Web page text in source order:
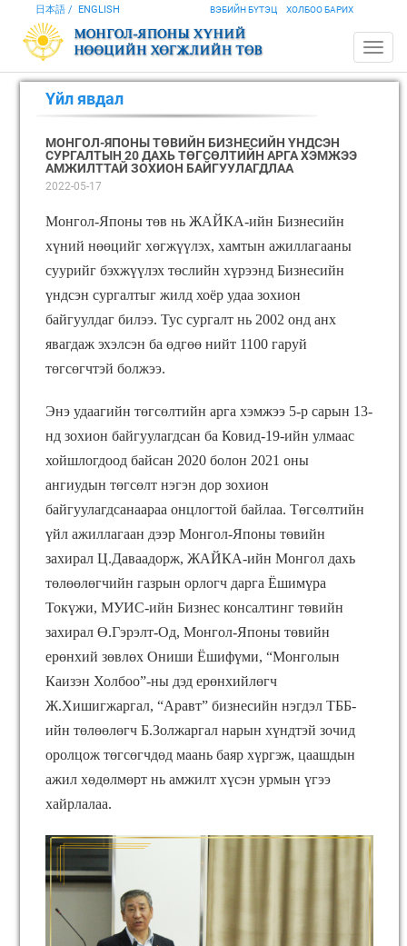
ВЭБИЙН БҮТЭЦ ХОЛБОО БАРИХ
日本語 ENGLISH
Үйл явдал
МОНГОЛ-ЯПОНЫ ТӨВИЙН БИЗНЕСИЙН ҮНДСЭН
СУРГАЛТЫН 20 ДАХЬ ТӨГСӨЛТИЙН АРГА ХЭМЖЭЭ
АМЖИЛТТАЙ ЗОХИОН БАЙГУУЛАГДЛАА
2022-05-17
Монгол-Японы төв нь ЖАЙКА-ийн Бизнесийн
хүний нөөцийг хөгжүүлэх, хамтын ажиллагааны
суурийг бэхжүүлэх төслийн хүрээнд Бизнесийн
үндсэн сургалтыг жилд хоёр удаа зохион
байгуулдаг билээ. Тус сургалт нь 2002 онд анх
явагдаж эхэлсэн ба өдгөө нийт 1100 гаруй
төгсөгчтэй болжээ.
Энэ удаагийн төгсөлтийн арга хэмжээ 5-р сарын 13-
нд зохион байгуулагдсан ба Ковид-19-ийн улмаас
хойшлогдоод байсан 2020 болон 2021 оны
ангиудын төгсөлт нэгэн дор зохион
байгуулагдсанаараа онцлогтой байлаа. Төгсөлтийн
үйл ажиллагаан дээр Монгол-Японы төвийн
захирал Ц.Даваадорж, ЖАЙКА-ийн Монгол дахь
төлөөлөгчийн газрын орлогч дарга Ёшимүра
Токүжи, МУИС-ийн Бизнес консалтинг төвийн
захирал Ө.Гэрэлт-Од, Монгол-Японы төвийн
ерөнхий зөвлөх Ониши Ёшифүми, “Монголын
Каизэн Холбоо”-ны дэд ерөнхийлөгч
Ж.Хишигжаргал, “Аравт” бизнесийн нэгдэл ТББ-
ийн төлөөлөгч Б.Золжаргал нарын хүндтэй зочид
оролцож төгсөгчдөд маань баяр хүргэж, цаашдын
ажил хөдөлмөрт нь амжилт хүсэн урмын үгээ
хайрлалаа.